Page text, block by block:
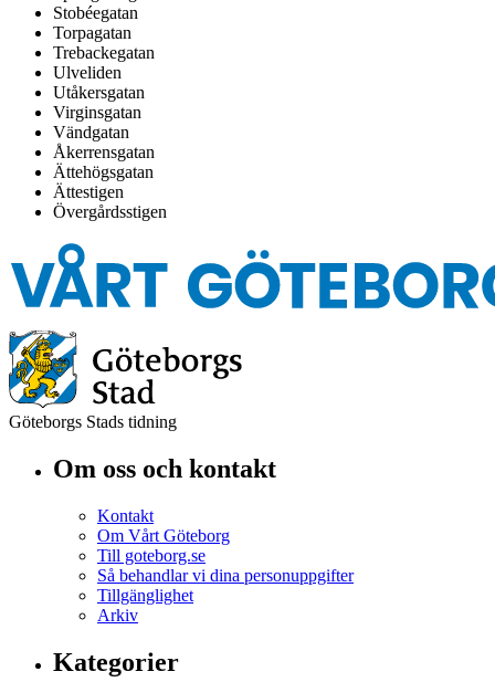
Stobéegatan
Torpagatan
Trebackegatan
Ulveliden
Utåkersgatan
Virginsgatan
Vändgatan
Åkerrensgatan
Ättehögsgatan
Ättestigen
Övergårdsstigen
Göteborgs Stads tidning
Om oss och kontakt
Kontakt
Om Vårt Göteborg
Till goteborg.se
Så behandlar vi dina personuppgifter
Tillgänglighet
Arkiv
Kategorier